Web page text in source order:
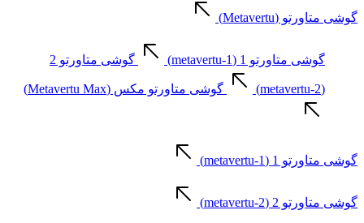
گوشی متاورتو (Metavertu)
گوشی متاورتو 1 (metavertu-1) گوشی متاورتو 2
(metavertu-2) گوشی متاورتو مکس (Metavertu Max)
گوشی متاورتو 1 (metavertu-1)
گوشی متاورتو 2 (metavertu-2)